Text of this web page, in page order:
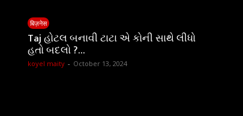
बिज़नेस
Taj હોટલ બનાવી ટાટા એ કોની સાથે લીધો
હતો બદલો ?…
koyel maity - October 13, 2024